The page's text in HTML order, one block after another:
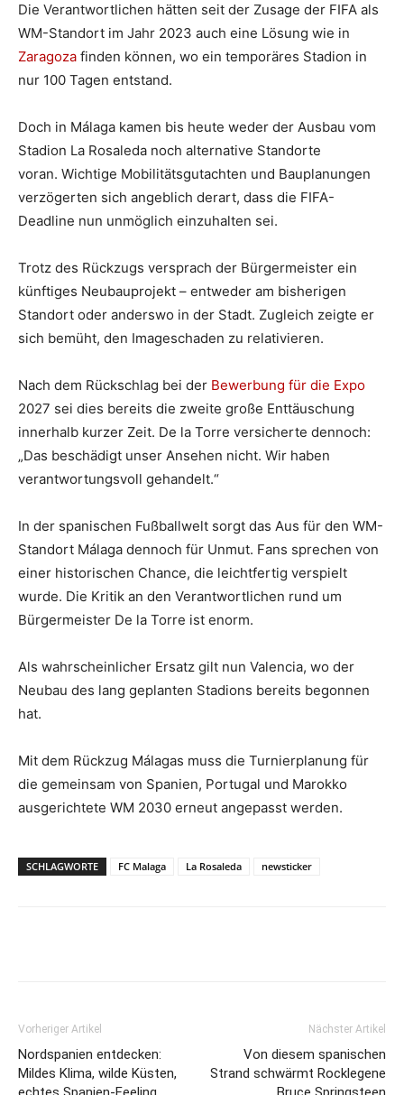
Die Verantwortlichen hätten seit der Zusage der FIFA als
WM-Standort im Jahr 2023 auch eine Lösung wie in
Zaragoza finden können, wo ein temporäres Stadion in
nur 100 Tagen entstand.
Doch in Málaga kamen bis heute weder der Ausbau vom
Stadion La Rosaleda noch alternative Standorte
voran. Wichtige Mobilitätsgutachten und Bauplanungen
verzögerten sich angeblich derart, dass die FIFA-
Deadline nun unmöglich einzuhalten sei.
Trotz des Rückzugs versprach der Bürgermeister ein
künftiges Neubauprojekt – entweder am bisherigen
Standort oder anderswo in der Stadt. Zugleich zeigte er
sich bemüht, den Imageschaden zu relativieren.
Nach dem Rückschlag bei der Bewerbung für die Expo
2027 sei dies bereits die zweite große Enttäuschung
innerhalb kurzer Zeit. De la Torre versicherte dennoch:
„Das beschädigt unser Ansehen nicht. Wir haben
verantwortungsvoll gehandelt.“
In der spanischen Fußballwelt sorgt das Aus für den WM-
Standort Málaga dennoch für Unmut. Fans sprechen von
einer historischen Chance, die leichtfertig verspielt
wurde. Die Kritik an den Verantwortlichen rund um
Bürgermeister De la Torre ist enorm.
Als wahrscheinlicher Ersatz gilt nun Valencia, wo der
Neubau des lang geplanten Stadions bereits begonnen
hat.
Mit dem Rückzug Málagas muss die Turnierplanung für
die gemeinsam von Spanien, Portugal und Marokko
ausgerichtete WM 2030 erneut angepasst werden.
SCHLAGWORTE FC Malaga La Rosaleda newsticker
Vorheriger Artikel
Nordspanien entdecken:
Mildes Klima, wilde Küsten,
Nächster Artikel
Von diesem spanischen
Strand schwärmt Rocklegene